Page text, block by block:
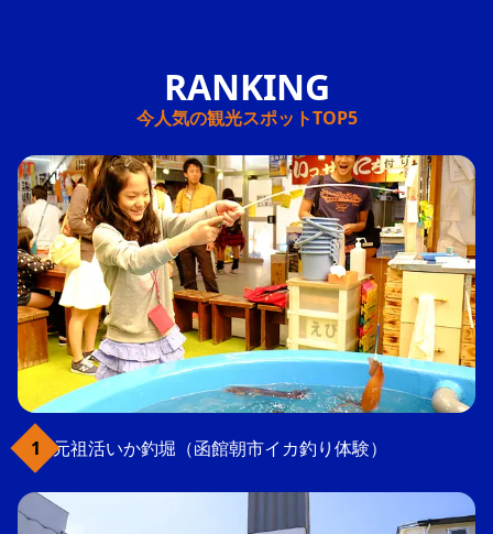
今人気の観光スポットTOP5
元祖活いか釣堀（函館朝市イカ釣り体験）